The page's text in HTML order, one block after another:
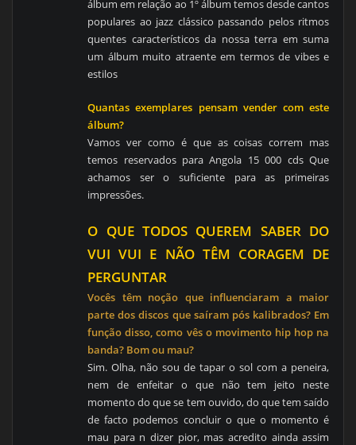
álbum em relação ao 1º álbum temos desde cantos
populares ao jazz clássico passando pelos ritmos
quentes característicos da nossa terra em suma
um álbum muito atraente em termos de vibes e
estilos
Quantas exemplares pensam vender com este
álbum?
Vamos ver como é que as coisas correm mas
temos reservados para Angola 15 000 cds Que
achamos ser o suficiente para as primeiras
impressões.
O QUE TODOS QUEREM SABER DO
VUI VUI E NÃO TÊM CORAGEM DE
PERGUNTAR
Vocês têm noção que influenciaram a maior
parte dos discos que saíram pós kalibrados? Em
função disso, como vês o movimento hip hop na
banda? Bom ou mau?
Sim. Olha, não sou de tapar o sol com a peneira,
nem de enfeitar o que não tem jeito neste
momento do que se tem ouvido, do que tem saído
de facto podemos concluir o que o momento é
mau para n dizer pior, mas acredito ainda assim